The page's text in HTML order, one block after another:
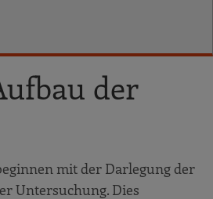
besonders stark unter dem
der Studie
und Dokumentation
Betriebe
in den Digiscouts®-
zum Projektstart:
der
mit der Darlegung der
Untersuchung. Dies